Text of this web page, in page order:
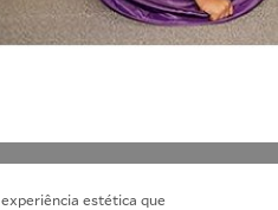
estética que